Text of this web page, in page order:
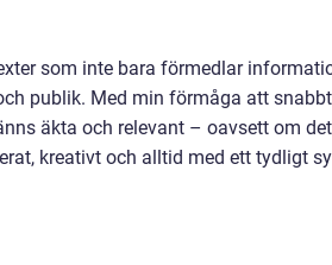
som inte bara förmedlar
publik. Med min förmåga att
äkta och relevant – oavsett om
kreativt och alltid med ett tydligt